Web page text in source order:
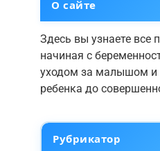
О сайте
Здесь вы узнаете все
начиная с
уходом за малышом и
ребенка до
Рубрикатор